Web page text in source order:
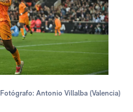
Fotógrafo: Antonio Villalba (Valencia)